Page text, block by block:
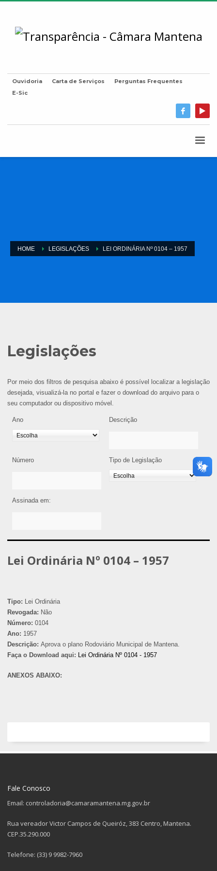
Ouvidoria Carta de Serviços
Perguntas Frequentes
E-Sic
HOME LEGISLAÇÕES LEI ORDINÁRIA Nº 0104 – 1957
Legislações
Por meio dos filtros de pesquisa abaixo é possível localizar a legislação
desejada, visualizá-la no portal e fazer o download do arquivo para o
seu computador ou dispositivo móvel.
Ano Descrição
Número Tipo de Legislação
Assinada em:
Lei Ordinária Nº 0104 – 1957
Tipo: Lei Ordinária
Revogada: Não
Número: 0104
Ano: 1957
Descrição: Aprova o plano Rodoviário Municipal de Mantena.
Faça o Download aqui: Lei Ordinária Nº 0104 - 1957
ANEXOS ABAIXO:
Fale Conosco
Email: controladoria@camaramantena.mg.gov.br
Rua vereador Victor Campos de Queiróz, 383 Centro, Mantena.
CEP.35.290.000
Telefone: (33) 9 9982-7960